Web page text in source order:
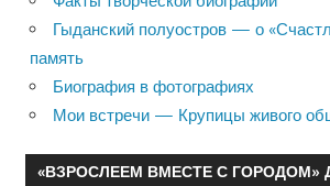
Гыданский полуостров — о
память
Биография в фотографиях
Мои встречи — Крупицы живого
«ВЗРОСЛЕЕМ ВМЕСТЕ С ГОРОДОМ»